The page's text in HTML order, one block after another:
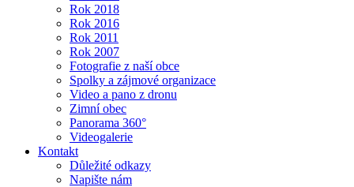
Rok 2018
Rok 2016
Rok 2011
Rok 2007
Fotografie z naší obce
Spolky a zájmové organizace
Video a pano z dronu
Zimní obec
Panorama 360°
Videogalerie
Kontakt
Důležité odkazy
Napište nám